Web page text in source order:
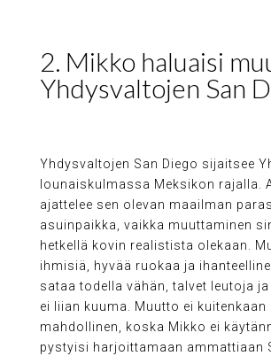
2. Mikko haluaisi
Yhdysvaltojen San
Yhdysvaltojen San Diego sijaitsee
lounaiskulmassa Meksikon rajalla.
ajattelee sen olevan maailman paras
asuinpaikka, vaikka muuttaminen
hetkellä kovin realistista olekaan.
ihmisiä, hyvää ruokaa ja
sataa todella vähän, talvet leutoja
ei liian kuuma. Muutto ei kuitenkaan
mahdollinen, koska Mikko ei
pystyisi harjoittamaan ammattiaan